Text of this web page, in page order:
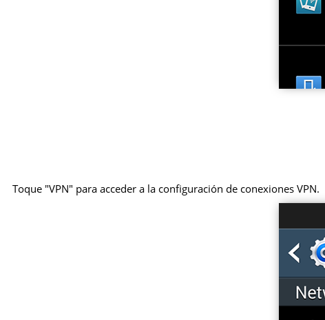
Toque "VPN" para acceder a la configuración de conexiones VPN.